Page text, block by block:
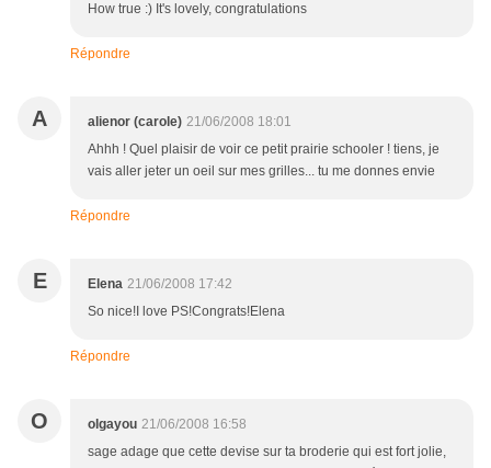
How true :) It's lovely, congratulations
Répondre
A alienor (carole) 21/06/2008 18:01
Ahhh ! Quel plaisir de voir ce petit prairie schooler ! tiens, je
vais aller jeter un oeil sur mes grilles... tu me donnes envie
Répondre
E Elena 21/06/2008 17:42
So nice!I love PS!Congrats!Elena
Répondre
O olgayou 21/06/2008 16:58
sage adage que cette devise sur ta broderie qui est fort jolie,